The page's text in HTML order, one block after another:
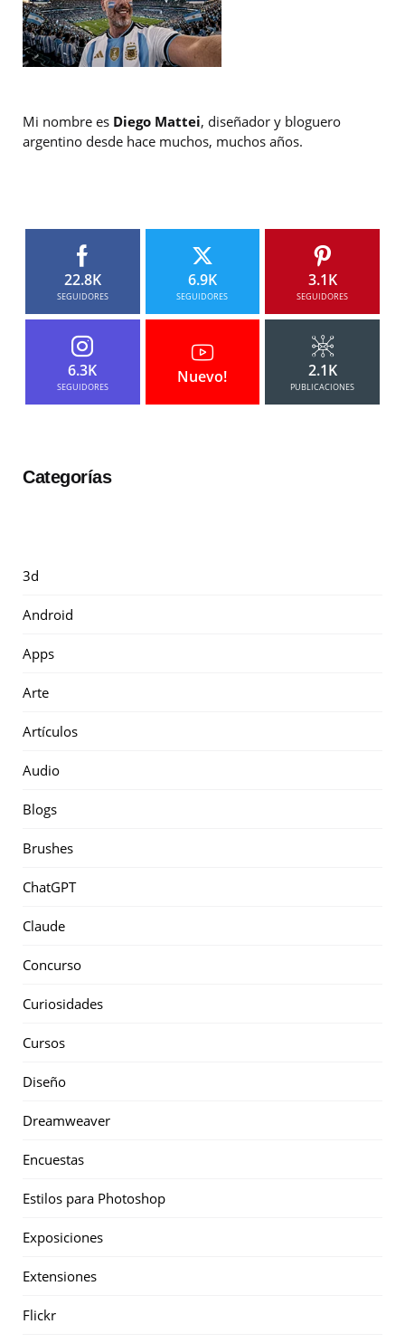
Mi nombre es Diego Mattei, diseñador y bloguero
argentino desde hace muchos, muchos años.
22.8K
SEGUIDORES
6.9K
SEGUIDORES
3.1K
SEGUIDORES
6.3K
SEGUIDORES
Nuevo! 2.1K
PUBLICACIONES
Categorías
3d
Android
Apps
Arte
Artículos
Audio
Blogs
Brushes
ChatGPT
Claude
Concurso
Curiosidades
Cursos
Diseño
Dreamweaver
Encuestas
Estilos para Photoshop
Exposiciones
Extensiones
Flickr